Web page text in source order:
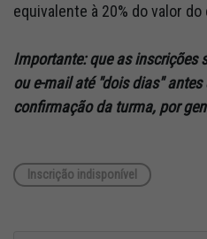
equivalente à 20% do valor do
Importante: que as inscrições
ou e-mail até "dois dias"
confirmação da turma, por
Inscrição indisponível